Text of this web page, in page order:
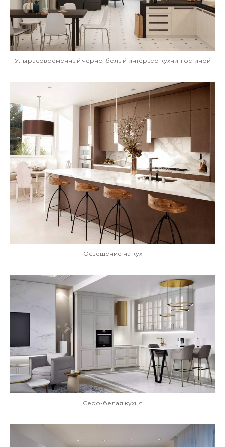
Ультрасовременный черно-белый интерьер кухни-гостиной
Освещение на кух
Серо-белая кухня